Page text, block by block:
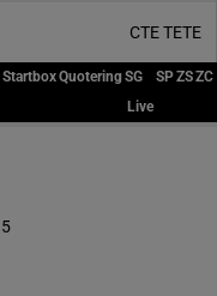
CTE TETE
StartboxQuoteringSG SPZSZC
Live
5